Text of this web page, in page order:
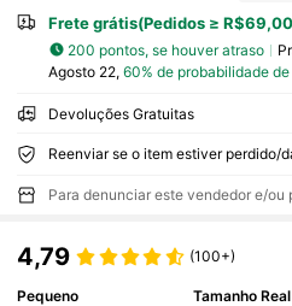
Frete grátis(Pedidos ≥
200 pontos, se houver atraso
Agosto 22, 60% de probabilidade
Devoluções Gratuitas
Para denunciar este vendedor e/ou
4,79 (100+)
Pequeno
Tamanho Real